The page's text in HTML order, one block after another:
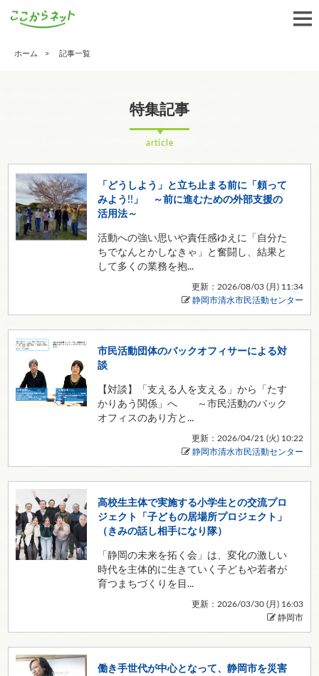
ホーム 記事一覧
特集記事
article
「どうしよう」と立ち止まる前に「頼って
みよう!!」 ～前に進むための外部支援の
活用法～
活動への強い思いや責任感ゆえに「自分た
ちでなんとかしなきゃ」と奮闘し、結果と
して多くの業務を抱...
更新：2026/08/03 (月 ) 11:34
静岡市清水市民活動センター
市民活動団体のバックオフィサーによる対
談
【対談】「支える人を支える」から「たす
かりあう関係」へ ～市民活動のバック
オフィスのあり方と...
更新：2026/04/21 (火) 10:22
静岡市清水市民活動センター
高校生主体で実施する小学生との交流プロ
ジェクト「子どもの居場所プロジェクト」
（きみの話し相手になり隊）
「静岡の未来を拓く会」は、変化の激しい
時代を主体的に生きていく子どもや若者が
育つまちづくりを目...
更新：2026/03/30 (月 ) 16:03
静岡市
働き手世代が中心となって、静岡市を災害